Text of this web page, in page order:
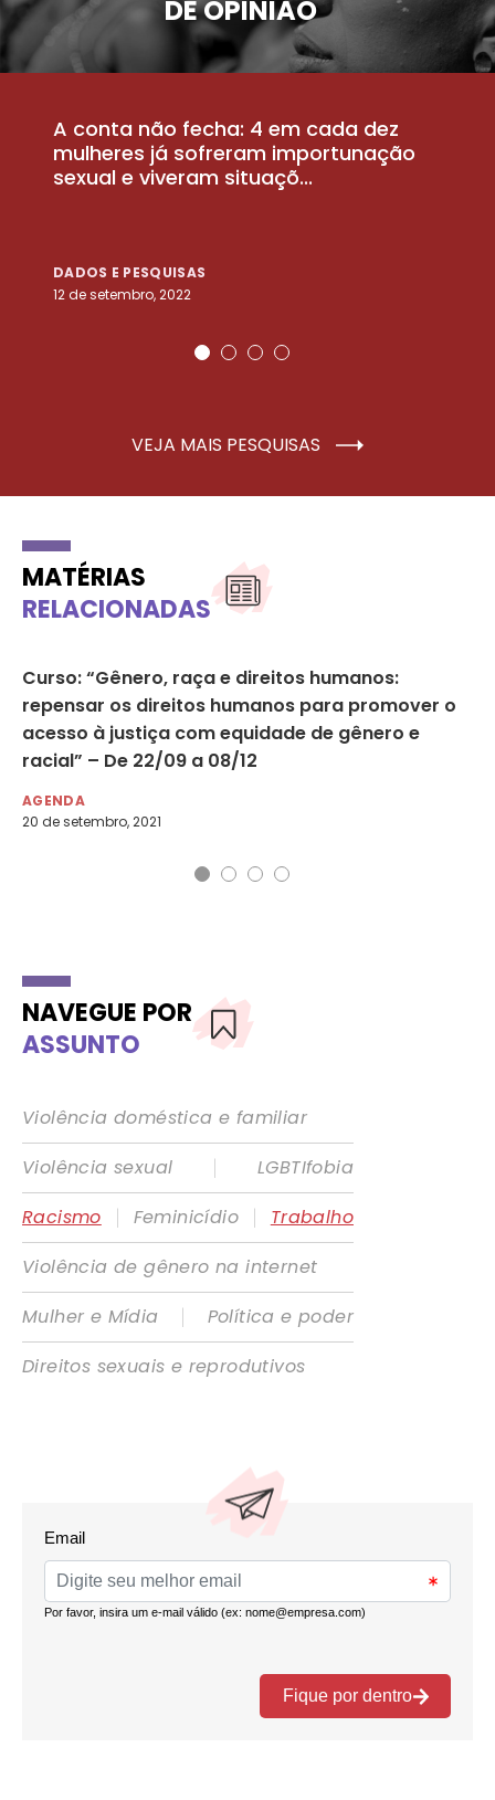
DE OPINIÃO
A conta não fecha: 4 em cada dez
mulheres já sofreram importunação
sexual e viveram situaçõ...
DADOS E PESQUISAS
12 de setembro, 2022
VEJA MAIS PESQUISAS
MATÉRIAS
RELACIONADAS
Curso: “Gênero, raça e direitos humanos:
repensar os direitos humanos para promover o
acesso à justiça com equidade de gênero e
racial” – De 22/09 a 08/12
AGENDA
20 de setembro, 2021
NAVEGUE POR
ASSUNTO
Violência doméstica e familiar
Violência sexual
|
LGBTIfobia
Racismo
| Feminicídio |
Trabalho
Violência de gênero na internet
Mulher e Mídia
|
Política e poder
Direitos sexuais e reprodutivos